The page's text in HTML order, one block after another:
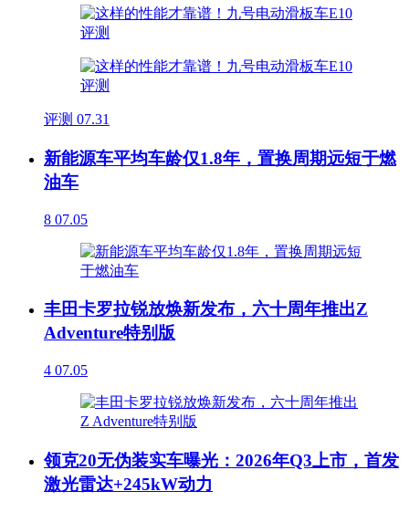
评测 07.31
新能源车平均车龄仅1.8年，置换周期远短于燃
油车
8 07.05
丰田卡罗拉锐放焕新发布，六十周年推出Z
Adventure特别版
4 07.05
领克20无伪装实车曝光：2026年Q3上市，首发
激光雷达+245kW动力